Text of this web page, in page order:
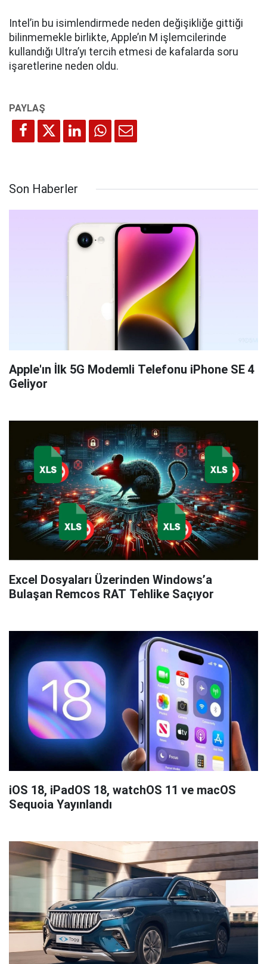
Intel’in bu isimlendirmede neden değişikliğe gittiği
bilinmemekle birlikte, Apple’ın M işlemcilerinde
kullandığı Ultra’yı tercih etmesi de kafalarda soru
işaretlerine neden oldu.
Son Haberler
Apple'ın İlk 5G Modemli Telefonu iPhone SE 4
Geliyor
Excel Dosyaları Üzerinden Windows’a
Bulaşan Remcos RAT Tehlike Saçıyor
iOS 18, iPadOS 18, watchOS 11 ve macOS
Sequoia Yayınlandı